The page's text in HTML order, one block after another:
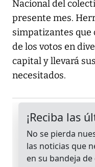
Nacional del
presente mes.
simpatizantes que
de los votos en
capital y llevará
necesitados.